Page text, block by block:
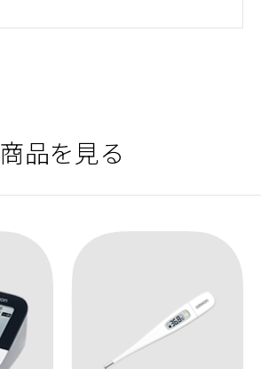
商品を見る